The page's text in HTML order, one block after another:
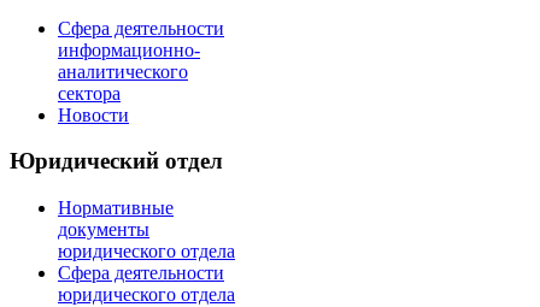
Сфера деятельности
информационно-
аналитического
сектора
Новости
Юридический отдел
Нормативные
документы
юридического отдела
Сфера деятельности
юридического отдела